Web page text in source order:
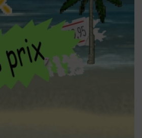
un voltmètre ?
ou sondes de l’appareil sur les points
la tension. Il s’agit généralement d’une
neutre, ou entre deux phases. Pour la
respecter la polarité : la pointe rouge
sur le pôle négatif. Pour la tension
critique. Utilisez toujours un voltmètre